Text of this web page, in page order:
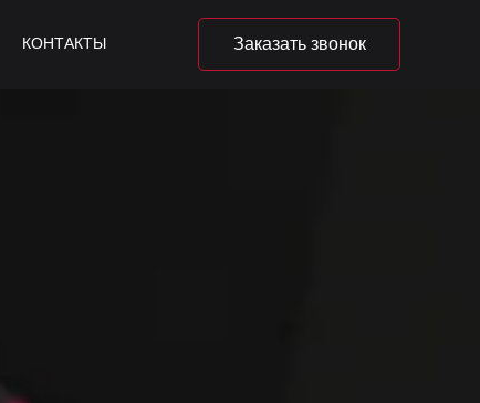
Заказать звонок
КОНТАКТЫ
за правым краем */ transition: transform .4s ease-in-out; } /*